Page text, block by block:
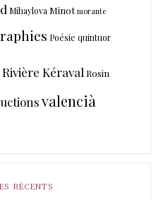
Mihaylova Minot morante
Poésie quintuor
Rivière Kéraval Rosin
valencià
RÉCENTS